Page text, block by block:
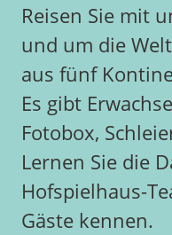
Reisen Sie mit
und um die
aus fünf
Es gibt
Fotobox,
Lernen Sie die
Hofspielhaus-
Gäste kennen.